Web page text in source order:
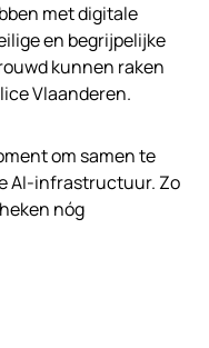
met digitale
en begrijpelijke
kunnen raken
Vlaanderen.
om samen te
AI-infrastructuur. Zo
nóg